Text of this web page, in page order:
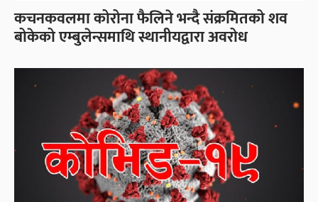
कचनकवलमा कोरोना फैलिने भन्दै संक्रमितको शव
बोकेको एम्बुलेन्समाथि स्थानीयद्वारा अवरोध